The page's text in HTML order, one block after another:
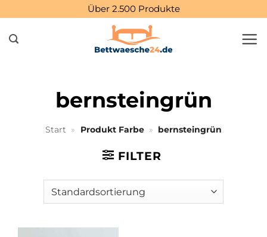
springen
Über 2.500 Produkte
bernsteingrün
Start » Produkt Farbe » bernsteingrün
FILTER